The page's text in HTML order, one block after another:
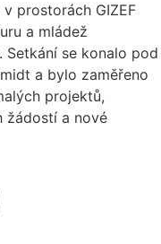
prostorách GIZEF
a mládež
Setkání se konalo pod
a bylo zaměřeno
projektů,
žádostí a nové